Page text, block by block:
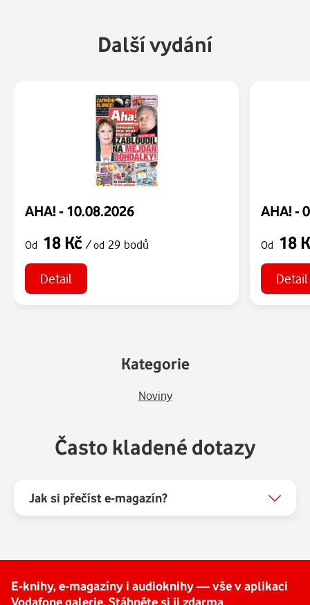
Další vydání
AHA! - 10.08.2026
Od 18 Kč /od 29 bodů
Detail
AHA! -
Od 18
Detail
Kategorie
Noviny
Často kladené dotazy
Jak si přečíst e-magazín?
E-knihy, e-magazíny i audioknihy — vše v aplikaci
Vodafone galerie. Stáhněte si ji zdarma